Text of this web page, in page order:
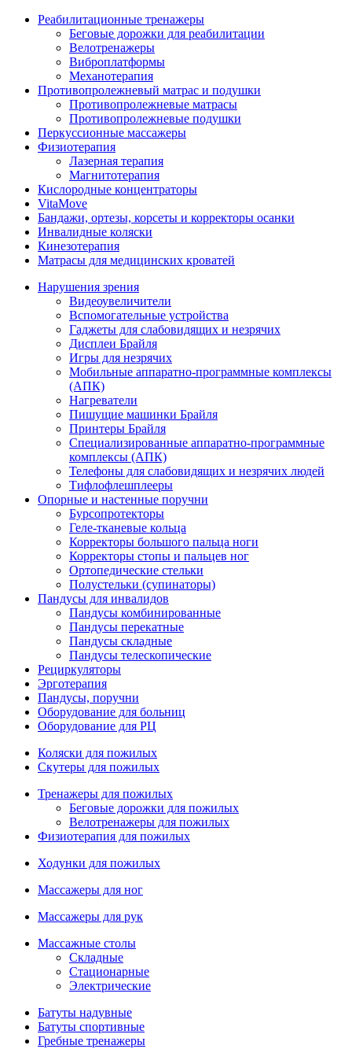
Реабилитационные тренажеры
Беговые дорожки для реабилитации
Велотренажеры
Виброплатформы
Механотерапия
Противопролежневый матрас и подушки
Противопролежневые матрасы
Противопролежневые подушки
Перкуссионные массажеры
Физиотерапия
Лазерная терапия
Магнитотерапия
Кислородные концентраторы
VitaMove
Бандажи, ортезы, корсеты и корректоры осанки
Инвалидные коляски
Кинезотерапия
Матрасы для медицинских кроватей
Нарушения зрения
Видеоувеличители
Вспомогательные устройства
Гаджеты для слабовидящих и незрячих
Дисплеи Брайля
Игры для незрячих
Мобильные аппаратно-программные комплексы
(АПК)
Нагреватели
Пишущие машинки Брайля
Принтеры Брайля
Специализированные аппаратно-программные
комплексы (АПК)
Телефоны для слабовидящих и незрячих людей
Тифлофлешплееры
Опорные и настенные поручни
Бурсопротекторы
Геле-тканевые кольца
Корректоры большого пальца ноги
Корректоры стопы и пальцев ног
Ортопедические стельки
Полустельки (супинаторы)
Пандусы для инвалидов
Пандусы комбинированные
Пандусы перекатные
Пандусы складные
Пандусы телескопические
Рециркуляторы
Эрготерапия
Пандусы, поручни
Оборудование для больниц
Оборудование для РЦ
Коляски для пожилых
Скутеры для пожилых
Тренажеры для пожилых
Беговые дорожки для пожилых
Велотренажеры для пожилых
Физиотерапия для пожилых
Ходунки для пожилых
Массажеры для ног
Массажеры для рук
Массажные столы
Складные
Стационарные
Электрические
Батуты надувные
Батуты спортивные
Гребные тренажеры